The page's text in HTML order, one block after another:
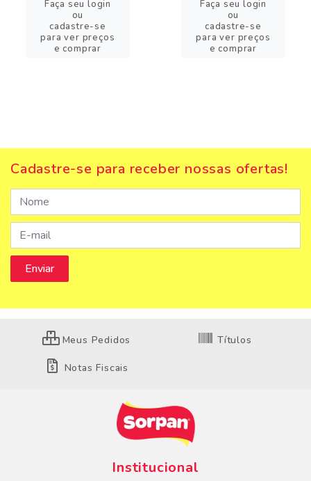
Faça seu login
ou
cadastre-se
para ver preços
e comprar
Faça seu login
ou
cadastre-se
para ver preços
e comprar
Cadastre-se para receber nossas ofertas!
Meus Pedidos Títulos
Notas Fiscais
Institucional